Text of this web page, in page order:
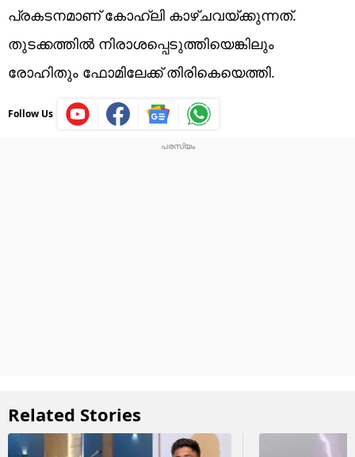
പ്രകടനമാണ് കോഹ്ലി കാഴ്ചവയ്ക്കുന്നത്.
തുടക്കത്തില്‍ നിരാശപ്പെടുത്തിയെങ്കിലും
രോഹിതും ഫോമിലേക്ക് തിരികെയെത്തി.
Follow Us
Related Stories